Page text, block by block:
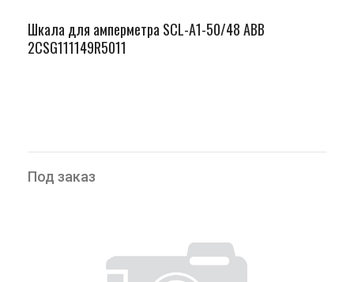
Шкала для амперметра SCL-A1-50/48 ABB
2CSG111149R5011
Под заказ